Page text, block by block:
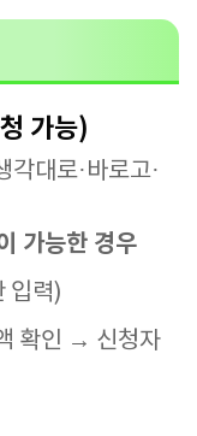
가능)
각대로·바로고·
가능한 경우
입력)
확인 → 신청자